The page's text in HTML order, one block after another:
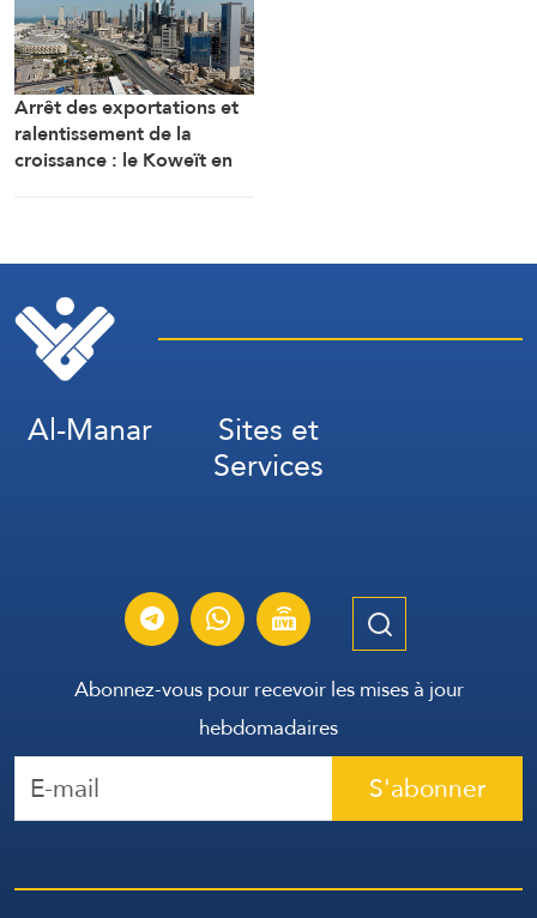
Arrêt des exportations et
ralentissement de la
croissance : le Koweït en
Al-Manar Sites et
Services
Abonnez-vous pour recevoir les mises à jour
hebdomadaires
S'abonner